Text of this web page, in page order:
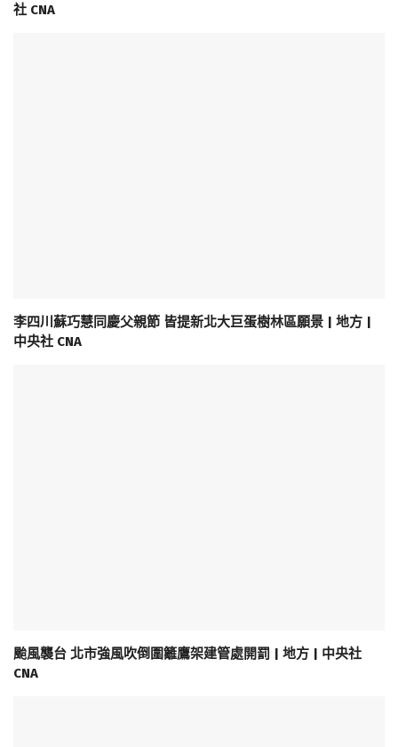
社 CNA
李四川蘇巧慧同慶父親節 皆提新北大巨蛋樹林區願景 | 地方 |
中央社 CNA
颱風襲台 北市強風吹倒圍籬鷹架建管處開罰 | 地方 | 中央社
CNA